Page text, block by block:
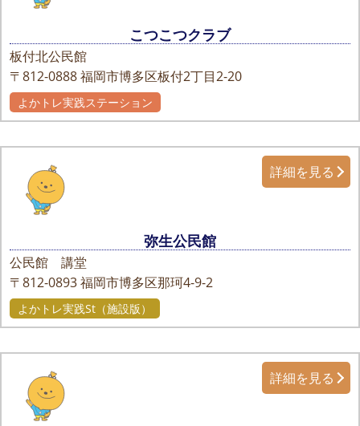
こつこつクラブ
板付北公民館
〒812-0888福岡市博多区板付2丁目2-20
よかトレ実践ステーション
弥生公民館
公民館 講堂
〒812-0893福岡市博多区那珂4-9-2
詳細を見る
よかトレ実践St（施設版）
詳細を見る